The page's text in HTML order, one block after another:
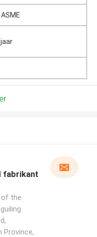
fabrikant
of the
Province,